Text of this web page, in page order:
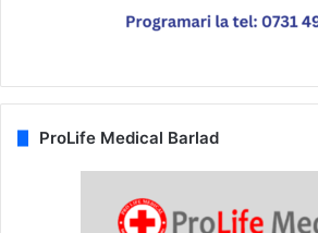
ProLife Medical Barlad